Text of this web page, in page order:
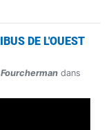
DE L'OUEST
Fourcherman dans